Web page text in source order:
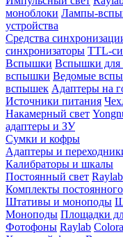
моноблоки Лампы-
устройства
Средства
синхронизаторы TTL-
Вспышки Вспышки для
вспышки Ведомые
вспышек Адаптеры на
Источники питания
Накамерный свет
адаптеры и ЗУ
Сумки и кофры
Адаптеры и
Калибраторы и шкалы
Постоянный свет Raylab
Комплекты постоянного
Штативы и моноподы
Моноподы Площадки
Фотофоны Raylab